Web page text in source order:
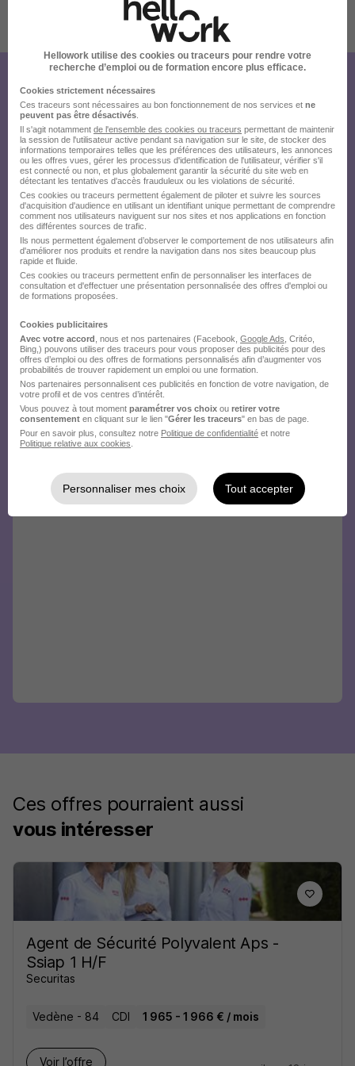
Publiée le 04/08/2026 - Réf : f4c2748d-bf24-4d48-b4e9-
Créez votre compte
Hellowork et postulez
sur le site du recruteur !
Ces offres pourraient aussi
vous intéresser
Agent de Sécurité Polyvalent Aps -
Ssiap 1 H/F
Securitas
Vedène - 84 CDI 1 965 - 1 966 € / mois
Voir l’offre
Hellowork utilise des cookies ou traceurs pour rendre votre
recherche d’emploi ou de formation encore plus efficace.
Cookies strictement nécessaires
Ces traceurs sont nécessaires au bon fonctionnement de nos services et ne
peuvent pas être désactivés
Il s'agit notamment de l'ensemble des cookies ou traceurs permettant de maintenir
la session de l'utilisateur active pendant sa navigation sur le site, de stocker des
informations temporaires telles que les préférences des utilisateurs, les annonces
ou les offres vues, gérer les processus d'identification de l'utilisateur, vérifier s'il
est connecté ou non, et plus globalement garantir la sécurité du site web en
détectant les tentatives d'accès frauduleux ou les violations de sécurité.
Ces cookies ou traceurs permettent également de piloter et suivre les sources
d'acquisition d'audience en utilisant un identifiant unique permettant de comprendre
comment nos utilisateurs naviguent sur nos sites et nos applications en fonction
des différentes sources de trafic.
Ils nous permettent également d’observer le comportement de nos utilisateurs afin
d'améliorer nos produits et rendre la navigation dans nos sites beaucoup plus
rapide et fluide.
Ces cookies ou traceurs permettent enfin de personnaliser les interfaces de
consultation et d'effectuer une présentation personnalisée des offres d'emploi ou
de formations proposées.
Cookies publicitaires
Avec votre accord , nous et nos partenaires (Facebook, Google Ads , Critéo,
Bing,) pouvons utiliser des traceurs pour vous proposer des publicités pour des
offres d’emploi ou des offres de formations personnalisés afin d’augmenter vos
probabilités de trouver rapidement un emploi ou une formation.
Nos partenaires personnalisent ces publicités en fonction de votre navigation, de
votre profil et de vos centres d’intérêt.
Vous pouvez à tout moment paramétrer vos choix ou retirer votre
consentement en cliquant sur le lien "Gérer les traceurs" en bas de page.
Pour en savoir plus, consultez notre Politique de confidentialité et notre
Politique relative aux cookies
Personnaliser mes choix Tout accepter